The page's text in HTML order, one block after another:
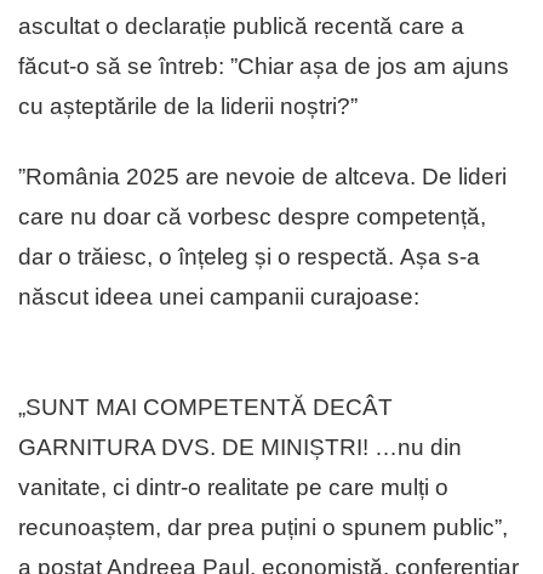
ascultat o declarație publică recentă care a
făcut-o să se întreb: ”Chiar așa de jos am ajuns
cu așteptările de la liderii noștri?”
”România 2025 are nevoie de altceva. De lideri
care nu doar că vorbesc despre competență,
dar o trăiesc, o înțeleg și o respectă. Așa s-a
născut ideea unei campanii curajoase:
„SUNT MAI COMPETENTĂ DECÂT
GARNITURA DVS. DE MINIȘTRI! …nu din
vanitate, ci dintr-o realitate pe care mulți o
recunoaștem, dar prea puțini o spunem public”,
a postat Andreea Paul, economistă, conferențiar